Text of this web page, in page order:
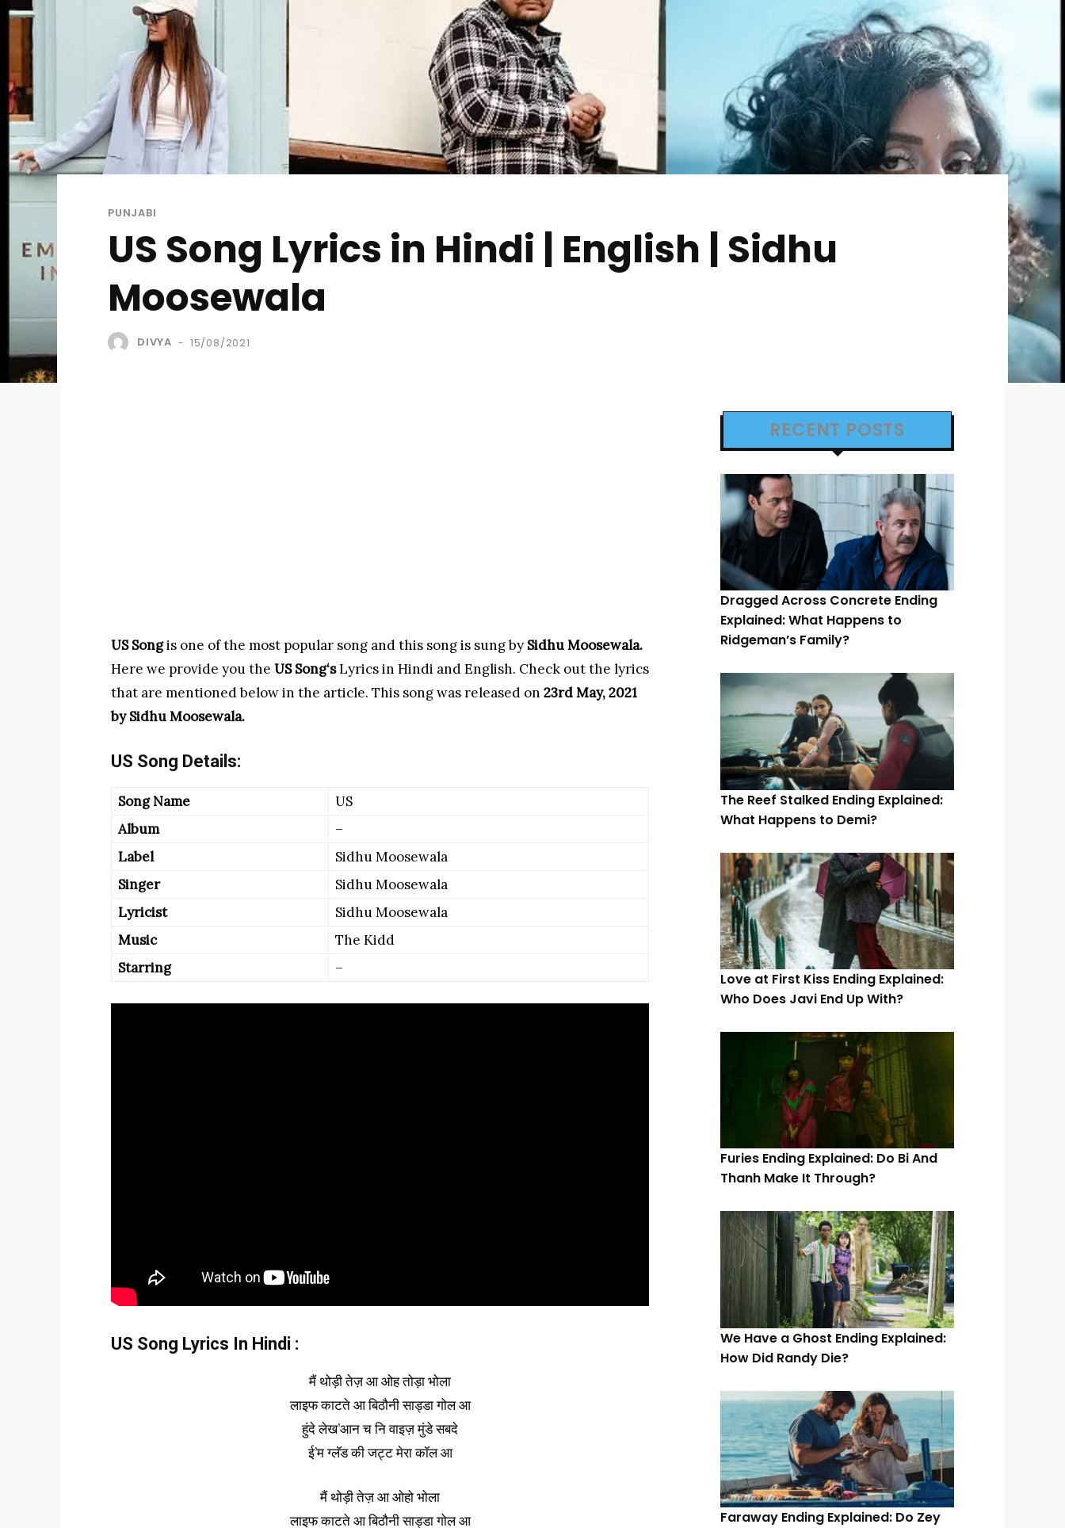
PUNJABI
US Song Lyrics in Hindi | English | Sidhu
Moosewala
DIVYA - 15/08/2021
US Songis one of the most popular song and this song is sung by Sidhu Moosewala.
Here we provide you the US Song‘sLyrics in Hindi and English. Check out the lyrics
that are mentioned below in the article. This song was released on 23rd May, 2021
by Sidhu Moosewala.
US Song Details:
Song Name
US
Album
–
Label
Sidhu Moosewala
Singer
Sidhu Moosewala
Lyricist
Sidhu Moosewala
Music
The Kidd
Starring
–
US Song Lyrics In Hindi :
मैं थोड़ी तेज़ आ ओह तोड़ा भोला
लाइफ काटते आ बिठौनी साड्डा गोल आ
हुंदे लेख’आन च नि वाइज़ मुंडे सबदे
ई’म ग्लॅड की जट्ट मेरा कॉल आ
मैं थोड़ी तेज़ आ ओहो भोला
लाइफ काटते आ बिठौनी साड्डा गोल आ
RECENT POSTS
Dragged Across Concrete Ending
Explained: What Happens to
Ridgeman’s Family?
The Reef Stalked Ending Explained:
What Happens to Demi?
Love at First Kiss Ending Explained:
Who Does Javi End Up With?
Furies Ending Explained: Do Bi And
Thanh Make It Through?
We Have a Ghost Ending Explained:
How Did Randy Die?
Faraway Ending Explained: Do Zey